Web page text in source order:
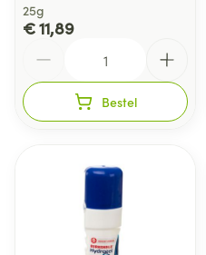
25g
€ 11,89
Bestel